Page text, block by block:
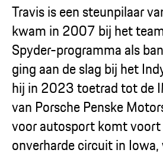
Travis is een steunpilaar
kwam in 2007 bij het
Spyder-programma als
ging aan de slag bij het
hij in 2023 toetrad tot de
van Porsche Penske
voor autosport komt
onverharde circuit in